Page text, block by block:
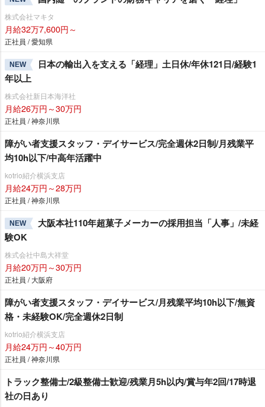
株式会社マキタ
月給32万7,600円～
正社員 / 愛知県
NEW
日本の輸出入を支える「経理」土日休/年休121日/経験1
年以上
株式会社新日本海洋社
月給26万円～30万円
正社員 / 神奈川県
障がい者支援スタッフ・デイサービス/完全週休2日制/月残業平
均10h以下/中高年活躍中
kotrio紹介横浜支店
月給24万円～28万円
正社員 / 神奈川県
NEW
大阪本社110年超菓子メーカーの採用担当「人事」/未経
験OK
株式会社中島大祥堂
月給20万円～30万円
正社員 / 大阪府
障がい者支援スタッフ・デイサービス/月残業平均10h以下/無資
格・未経験OK/完全週休2日制
kotrio紹介横浜支店
月給24万円～40万円
正社員 / 神奈川県
トラック整備士/2級整備士歓迎/残業月5h以内/賞与年2回/17時退
社の日あり